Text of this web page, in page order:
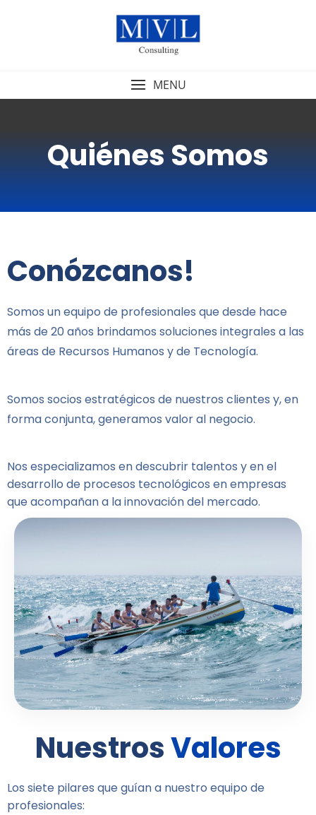
MENU
Quiénes Somos
Conózcanos!
Somos un equipo de profesionales que desde hace
más de 20 años brindamos soluciones integrales a las
áreas de Recursos Humanos y de Tecnología.
Somos socios estratégicos de nuestros clientes y, en
forma conjunta, generamos valor al negocio.
Nos especializamos en descubrir talentos y en el
desarrollo de procesos tecnológicos en empresas
que acompañan a la innovación del mercado.
NuestrosValores
Los siete pilares que guían a nuestro equipo de
profesionales: